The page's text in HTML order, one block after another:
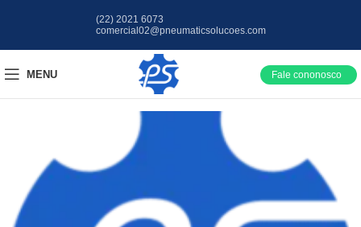
(22) 2021 6073
comercial02@pneumaticsolucoes.com
MENU Fale cononosco